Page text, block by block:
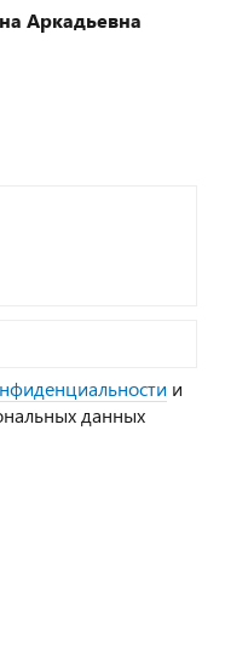
Аркадьевна
и
данных